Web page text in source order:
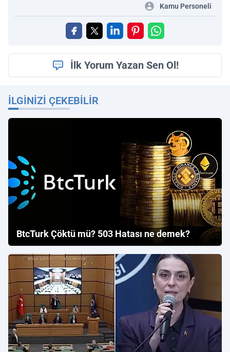
Kamu Personeli
İlk Yorum Yazan Sen Ol!
İLGINIZI ÇEKEBILIR
BtcTurk Çöktü mü? 503 Hatası ne demek?